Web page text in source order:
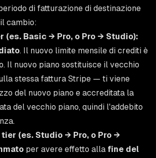
di fatturazione di destinazione
cambio:
(es. Basic → Pro, o Pro → Studio):
. Il nuovo limite mensile di crediti è
Il nuovo piano sostituisce il vecchio
stessa fattura Stripe — ti viene
del nuovo piano e accreditata la
del vecchio piano, quindi l'addebito
(es. Studio → Pro, o Pro →
per avere effetto alla fine del